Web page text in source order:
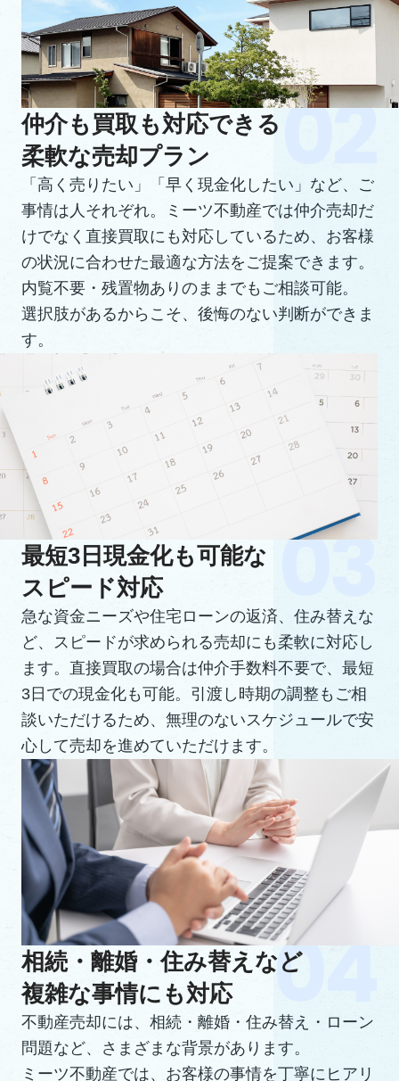
仲介も買取も対応できる
柔軟な売却プラン
「高く売りたい」「早く現金化したい」など、ご
事情は人それぞれ。ミーツ不動産では仲介売却だ
けでなく直接買取にも対応しているため、お客様
の状況に合わせた最適な方法をご提案できます。
内覧不要・残置物ありのままでもご相談可能。
選択肢があるからこそ、後悔のない判断ができま
す。
最短3日現金化も可能な
スピード対応
急な資金ニーズや住宅ローンの返済、住み替えな
ど、スピードが求められる売却にも柔軟に対応し
ます。直接買取の場合は仲介手数料不要で、最短
3日での現金化も可能。引渡し時期の調整もご相
談いただけるため、無理のないスケジュールで安
心して売却を進めていただけます。
相続・離婚・住み替えなど
複雑な事情にも対応
不動産売却には、相続・離婚・住み替え・ローン
問題など、さまざまな背景があります。
ミーツ不動産では、お客様の事情を丁寧にヒアリ